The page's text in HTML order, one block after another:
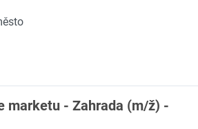
marketu - Zahrada (m/ž) -